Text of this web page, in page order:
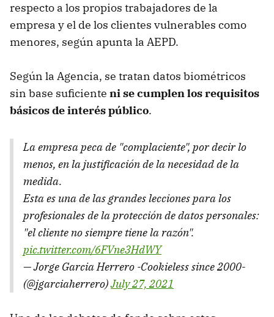
respecto a los propios trabajadores de la
empresa y el de los clientes vulnerables como
menores, según apunta la AEPD.
Según la Agencia, se tratan datos biométricos
sin base suficiente ni se cumplen los requisitos
básicos de interés público.
La empresa peca de "complaciente", por decir lo
menos, en la justificación de la necesidad de la
medida.
Esta es una de las grandes lecciones para los
profesionales de la protección de datos personales:
"el cliente no siempre tiene la razón".
pic.twitter.com/6FVne3HdWY
— Jorge Garcia Herrero -Cookieless since 2000-
(@jgarciaherrero)July 27, 2021